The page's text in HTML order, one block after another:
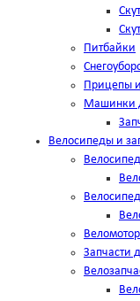
Питбайки
Прицепы
Машинки
Велосипеды и
Запчасти